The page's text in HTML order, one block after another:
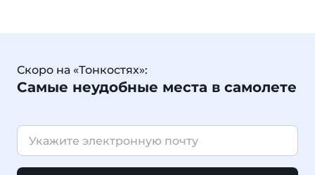
Скоро на «Тонкостях»:
Самые неудобные места в самолете